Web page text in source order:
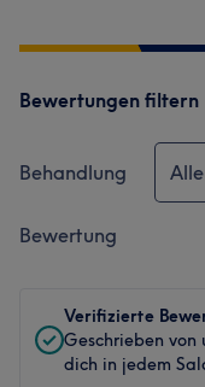
Bewertungen filtern
Behandlung
Bewertung
Verifizierte
Geschrieben
dich in jedem